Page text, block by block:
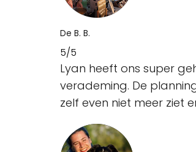
De B. B.
5/5
Lyan heeft ons super
verademing. De
zelf even niet meer ziet